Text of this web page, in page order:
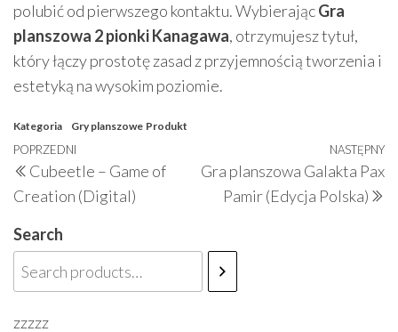
polubić od pierwszego kontaktu. WybierającGra
planszowa 2 pionki Kanagawa, otrzymujesz tytuł,
który łączy prostotę zasad z przyjemnością tworzenia i
estetyką na wysokim poziomie.
Kategoria Gry planszowe Produkt
Nawigacja
wpisu
Poprzedni
wpis
POPRZEDNI
Cubeetle – Game of
Creation (Digital)
NASTĘPNY
Gra planszowa Galakta Pax
Pamir (Edycja Polska)
Search
zzzzz